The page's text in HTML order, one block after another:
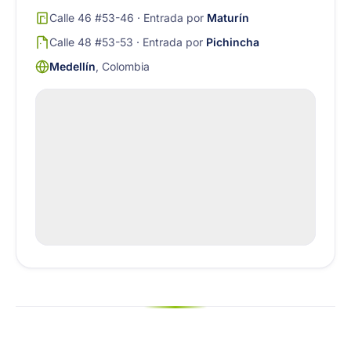
Calle 46 #53-46 · Entrada por Maturín
Calle 48 #53-53 · Entrada por Pichincha
Medellín, Colombia